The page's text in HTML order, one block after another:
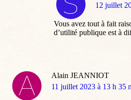
dit
12 juillet
Vous avez tout à fait
d’utilité publique est à
Alain JEANNIOT
dit
11 juillet 2023 à 13 h 35